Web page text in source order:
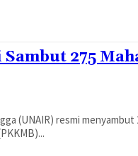
275
(UNAIR) resmi menyambut